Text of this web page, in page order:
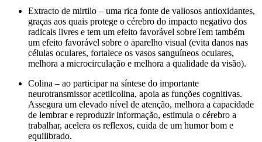
Extracto de mirtilo – uma rica fonte de valiosos antioxidantes,
graças aos quais protege o cérebro do impacto negativo dos
radicais livres e tem um efeito favorável sobreTem também
um efeito favorável sobre o aparelho visual (evita danos nas
células oculares, fortalece os vasos sanguíneos oculares,
melhora a microcirculação e melhora a qualidade da visão).
Colina – ao participar na síntese do importante
neurotransmissor acetilcolina, apoia as funções cognitivas.
Assegura um elevado nível de atenção, melhora a capacidade
de lembrar e reproduzir informação, estimula o cérebro a
trabalhar, acelera os reflexos, cuida de um humor bom e
equilibrado.